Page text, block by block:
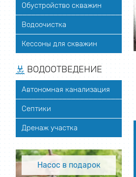
Обустройство скважин
Водоочистка
Кессоны для скважин
ВОДООТВЕДЕНИЕ
Автономная канализация
Септики
Дренаж участка
Насос в подарок